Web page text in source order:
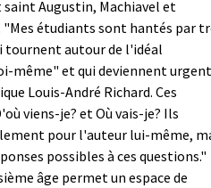
Augustin, Machiavel et
"Mes étudiants sont hantés par
tournent autour de l'idéal
même" et qui deviennent
Louis-André Richard. Ces
viens-je? et Où vais-je? Ils
pour l'auteur lui-même,
possibles à ces questions."
âge permet un espace de